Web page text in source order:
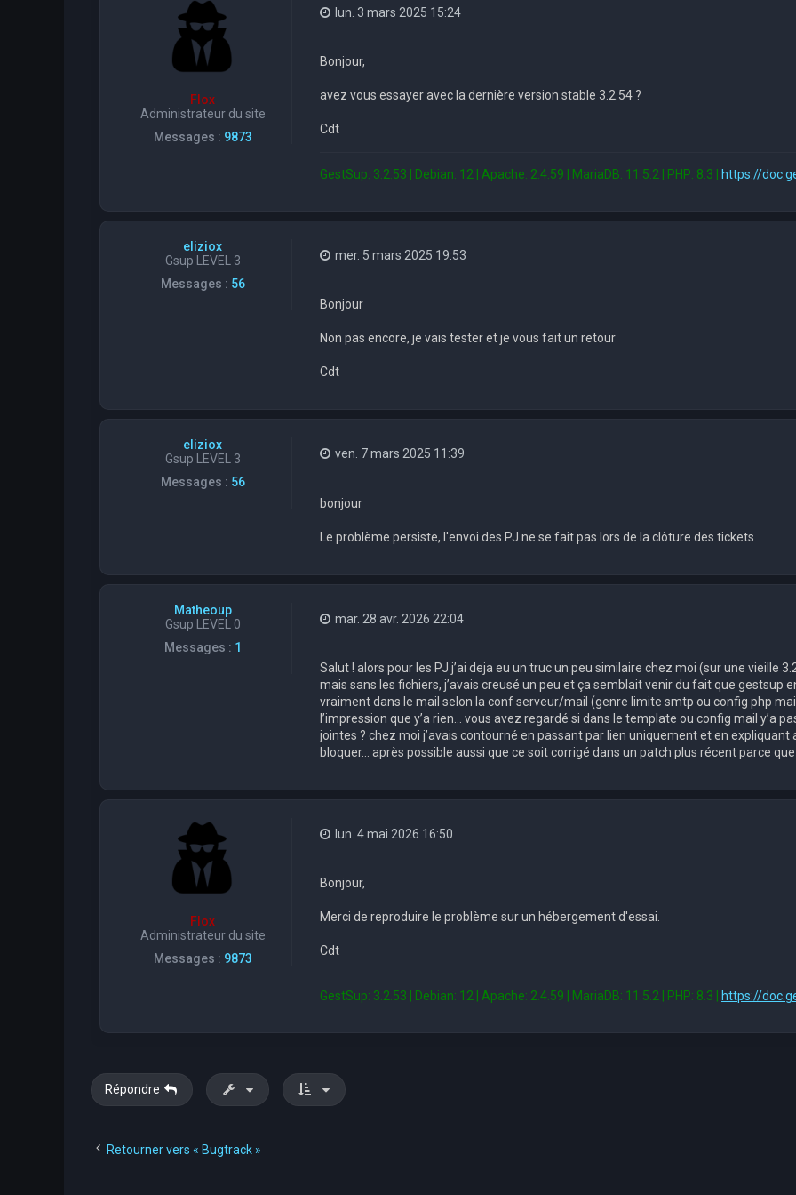
Flox
Administrateur du site
Messages : 9873
lun. 3 mars 2025 15:24
Bonjour,
avez vous essayer avec la dernière version stable 3.2.54 ?
Cdt
GestSup: 3.2.53 | Debian: 12 | Apache: 2.4.59 | MariaDB: 11.5.2 | PHP: 8.3 |
https://
eliziox
Gsup LEVEL 3
Messages : 56
mer. 5 mars 2025 19:53
Bonjour
Non pas encore, je vais tester et je vous fait un retour
Cdt
eliziox
Gsup LEVEL 3
Messages : 56
ven. 7 mars 2025 11:39
bonjour
Le problème persiste, l'envoi des PJ ne se fait pas lors de la clôture des tickets
Matheoup
Gsup LEVEL 0
Messages : 1
mar. 28 avr. 2026 22:04
Salut ! alors pour les PJ j’ai deja eu un truc un peu similaire chez moi (sur une vieille
mais sans les fichiers, j’avais creusé un peu et ça semblait venir du fait que gestsup
vraiment dans le mail selon la conf serveur/mail (genre limite smtp ou config php
l’impression que y’a rien… vous avez regardé si dans le template ou config mail y’a
jointes ? chez moi j’avais contourné en passant par lien uniquement et en
bloquer… après possible aussi que ce soit corrigé dans un patch plus récent parce
Flox
Administrateur du site
Messages : 9873
lun. 4 mai 2026 16:50
Bonjour,
Merci de reproduire le problème sur un hébergement d'essai.
Cdt
GestSup: 3.2.53 | Debian: 12 | Apache: 2.4.59 | MariaDB: 11.5.2 | PHP: 8.3 |
https://
Répondre
Retourner vers « Bugtrack »